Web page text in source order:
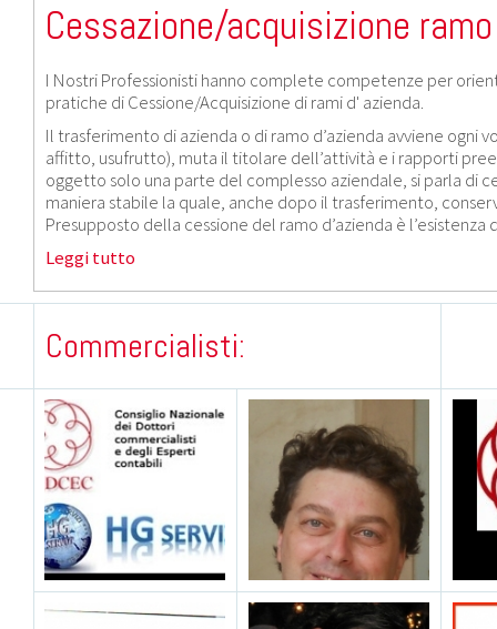
Cessazione/acquisizione
I Nostri Professionisti hanno complete competenze per
pratiche di Cessione/Acquisizione di rami d' azienda.
Il trasferimento di azienda o di ramo d’azienda avviene ogni
affitto, usufrutto), muta il titolare dell’attività e i rapporti
oggetto solo una parte del complesso aziendale, si parla di
maniera stabile la quale, anche dopo il trasferimento,
Presupposto della cessione del ramo d’azienda è
Leggi tutto
Commercialisti: